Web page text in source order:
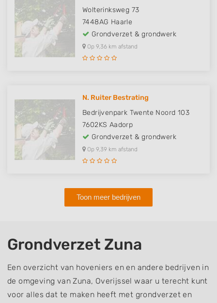
Wolterinksweg 73
7448AG Haarle
Grondverzet & grondwerk
Op 9,36 km afstand
N. Ruiter Bestrating
Bedrijvenpark Twente Noord 103
7602KS Aadorp
Grondverzet & grondwerk
Op 9,39 km afstand
Toon meer bedrijven
Grondverzet Zuna
Een overzicht van hoveniers en en andere bedrijven in
de omgeving van Zuna, Overijssel waar u terecht kunt
voor alles dat te maken heeft met grondverzet en